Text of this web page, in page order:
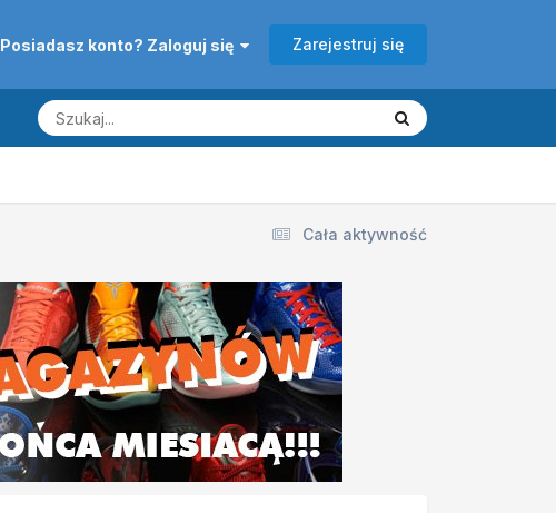
Posiadasz konto? Zaloguj się Zarejestruj się
Cała aktywność